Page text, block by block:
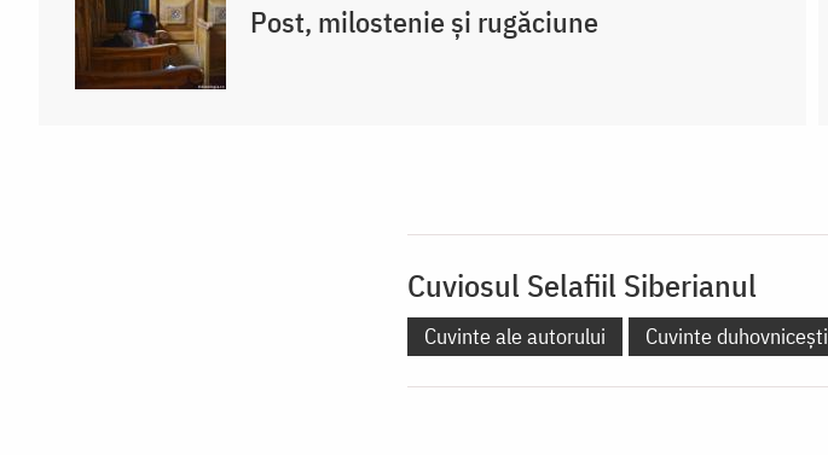
Post, milostenie și rugăciune
Cuviosul Selafiil Siberianul
Cuvinte ale autorului Cuvinte duhovnicești